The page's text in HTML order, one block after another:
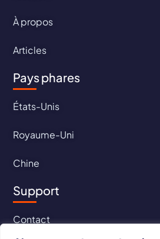
À propos
Articles
Pays phares
États-Unis
Royaume-Uni
Chine
Support
Contact